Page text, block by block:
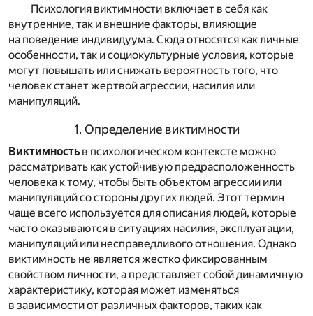
Психология виктимности включает в себя как
внутренние, так и внешние факторы, влияющие
на поведение индивидуума. Сюда относятся как личные
особенности, так и социокультурные условия, которые
могут повышать или снижать вероятность того, что
человек станет жертвой агрессии, насилия или
манипуляций.
1. Определение виктимности
Виктимность в психологическом контексте можно
рассматривать как устойчивую предрасположенность
человека к тому, чтобы быть объектом агрессии или
манипуляций со стороны других людей. Этот термин
чаще всего используется для описания людей, которые
часто оказываются в ситуациях насилия, эксплуатации,
манипуляций или несправедливого отношения. Однако
виктимность не является жестко фиксированным
свойством личности, а представляет собой динамичную
характеристику, которая может изменяться
в зависимости от различных факторов, таких как